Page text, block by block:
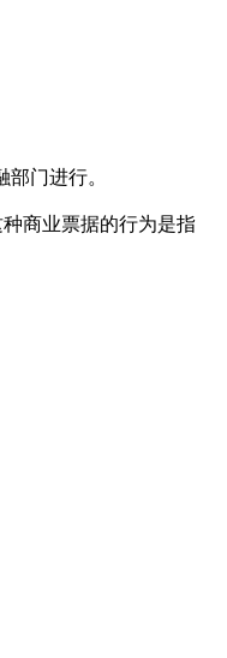
门进行。
商业票据的行为是指